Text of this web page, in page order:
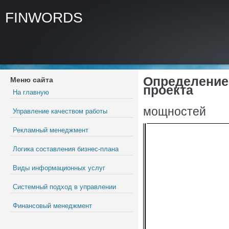
FINWORDS
Меню сайта
На главную
Управление качеством работы
Рекламный менеджмент
Логика составления бизнес-плана
Виды информационных услуг
Системный подход в управлении
Финансовый менеджмент
проекта
мощностей